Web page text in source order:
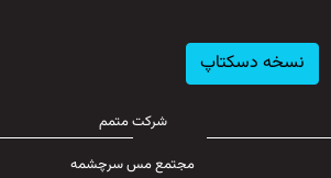
نسخه دسکتاپ
شرکت متمم
مجتمع مس سرچشمه